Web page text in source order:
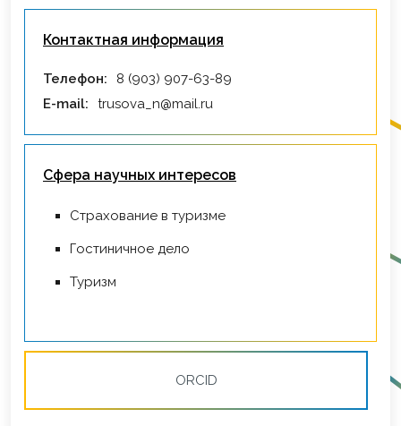
Контактная информация
Телефон:
8 (903) 907-63-89
E-mail:
trusova_n@mail.ru
Сфера научных интересов
Страхование в туризме
Гостиничное дело
Туризм
ORCID